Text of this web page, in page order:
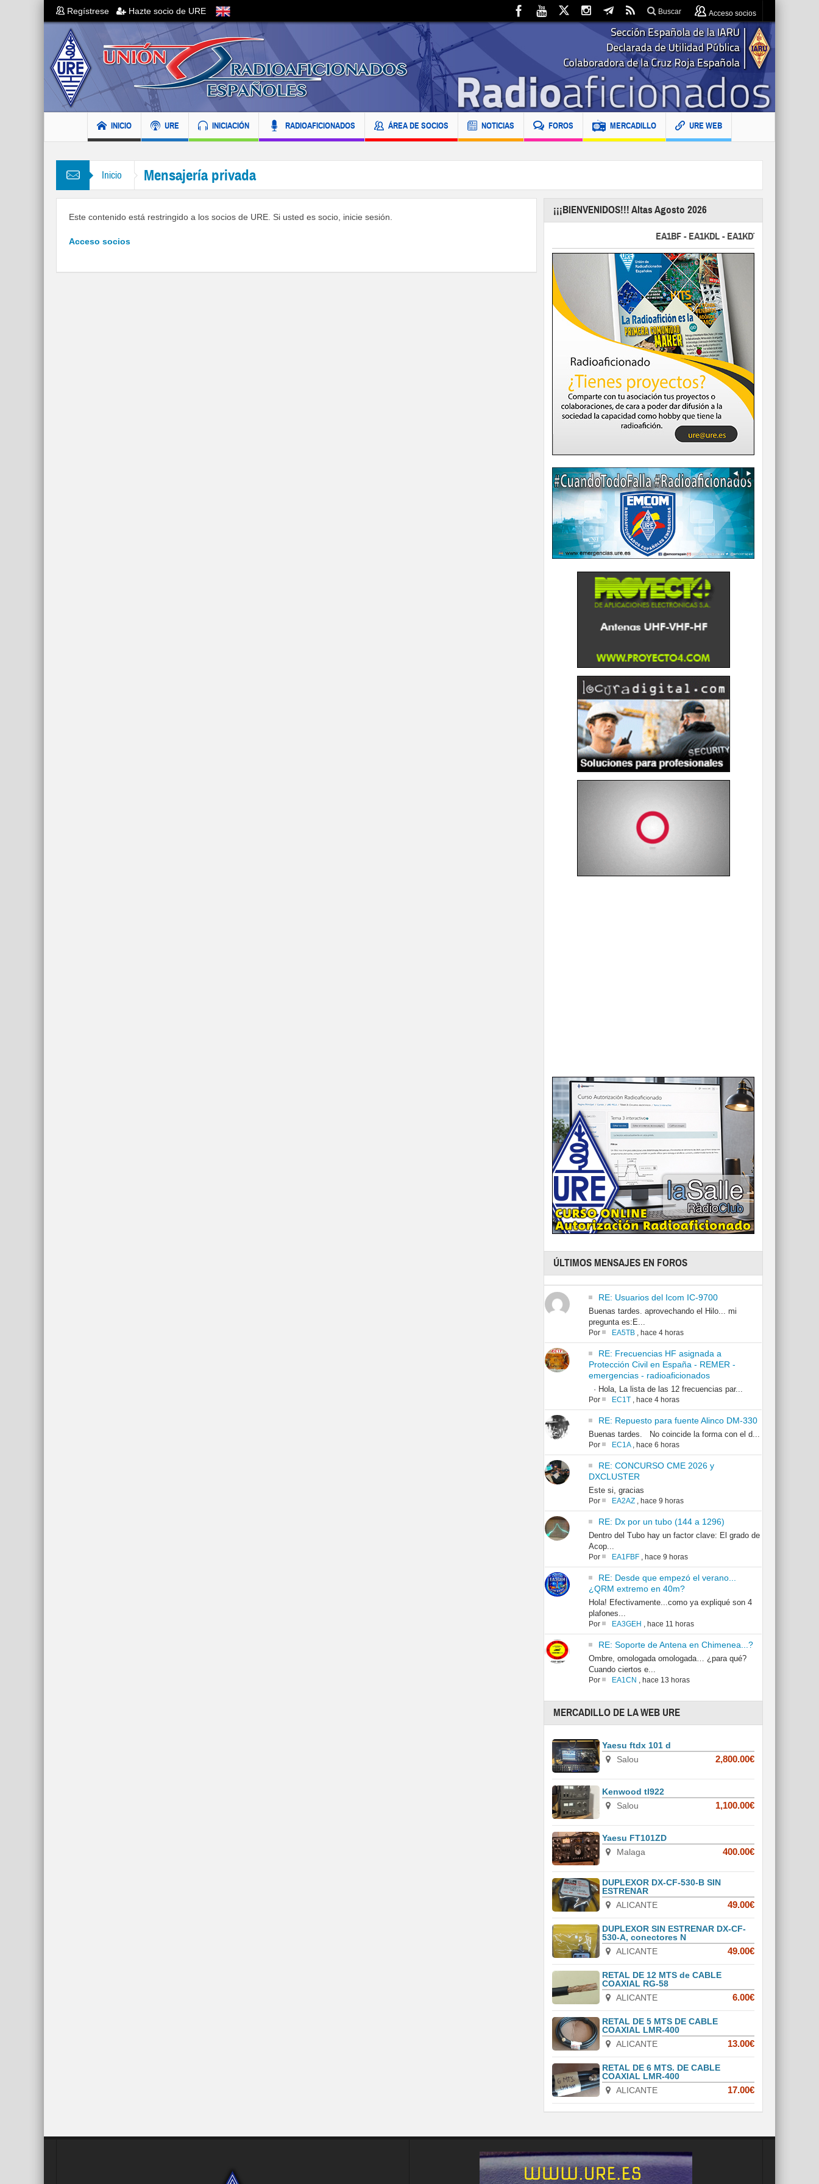
Regístrese Hazte socio de URE Buscar Acceso socios
INICIO URE INICIACIÓN RADIOAFICIONADOS ÁREA DE SOCIOS NOTICIAS FOROS MERCADILLO URE WEB
Inicio Mensajería privada
Este contenido está restringido a los socios de URE. Si usted es socio, inicie sesión.
Acceso socios
¡¡¡BIENVENIDOS!!! Altas Agosto 2026
EA1BF - EA1KDL - EA1KDT - EA2FBJ -
ÚLTIMOS MENSAJES EN FOROS
RE: Usuarios del Icom IC-9700
Buenas tardes. aprovechando el Hilo... mi
pregunta es:E...
Por EA5TB, hace 4 horas
RE: Frecuencias HF asignada a
Protección Civil en España - REMER -
emergencias - radioaficionados
· Hola, La lista de las 12 frecuencias par...
Por EC1T, hace 4 horas
RE: Repuesto para fuente Alinco DM-330
Buenas tardes. No coincide la forma con el d...
Por EC1A, hace 6 horas
RE: CONCURSO CME 2026 y
DXCLUSTER
Este si, gracias
Por EA2AZ, hace 9 horas
RE: Dx por un tubo (144 a 1296)
Dentro del Tubo hay un factor clave: El grado de
Acop...
Por EA1FBF, hace 9 horas
RE: Desde que empezó el verano...
¿QRM extremo en 40m?
Hola! Efectivamente...como ya expliqué son 4
plafones...
Por EA3GEH , hace 11 horas
RE: Soporte de Antena en Chimenea...?
Ombre, omologada omologada… ¿para qué?
Cuando ciertos e...
Por EA1CN , hace 13 horas
MERCADILLO DE LA WEB URE
Yaesu ftdx 101 d
Salou
2,800.00€
Kenwood tl922
Salou
1,100.00€
Yaesu FT101ZD
Malaga
400.00€
DUPLEXOR DX-CF-530-B SIN
ESTRENAR
ALICANTE
49.00€
DUPLEXOR SIN ESTRENAR DX-CF-
530-A, conectores N
ALICANTE
49.00€
RETAL DE 12 MTS de CABLE
COAXIAL RG-58
ALICANTE
6.00€
RETAL DE 5 MTS DE CABLE
COAXIAL LMR-400
ALICANTE
13.00€
RETAL DE 6 MTS. DE CABLE
COAXIAL LMR-400
ALICANTE
17.00€